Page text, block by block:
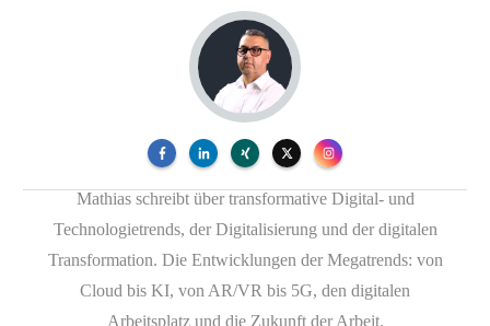
Mathias schreibt über transformative Digital- und
Technologietrends, der Digitalisierung und der digitalen
Transformation. Die Entwicklungen der Megatrends: von
Cloud bis KI, von AR/VR bis 5G, den digitalen
Arbeitsplatz und die Zukunft der Arbeit.